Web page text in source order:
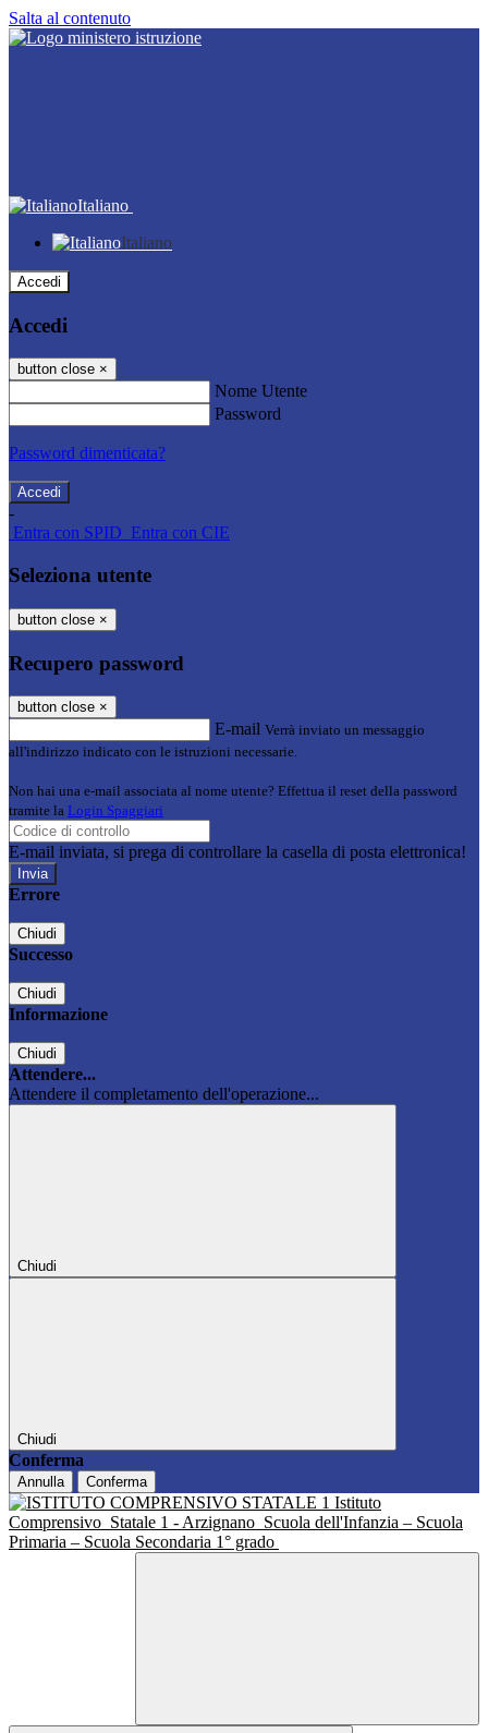
Salta al contenuto
Italiano
Italiano
Accedi
Accedi
button close ×
Nome Utente
Password
Password dimenticata?
-
Entra con SPID Entra con CIE
Seleziona utente
button close ×
Recupero password
button close ×
E-mail Verrà inviato un messaggio
all'indirizzo indicato con le istruzioni necessarie.
Non hai una e-mail associata al nome utente? Effettua il reset della password
tramite la Login Spaggiari
E-mail inviata, si prega di controllare la casella di posta elettronica!
Errore
Chiudi
Successo
Chiudi
Informazione
Chiudi
Attendere...
Attendere il completamento dell'operazione...
Chiudi
Chiudi
Conferma
Annulla Conferma
Istituto
Comprensivo Statale 1 - Arzignano Scuola dell'Infanzia – Scuola
Primaria – Scuola Secondaria 1° grado